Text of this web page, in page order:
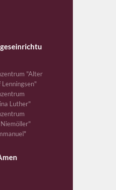
"Alter
Lenningsen"
Luther"